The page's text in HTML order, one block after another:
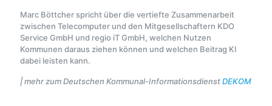
Marc Böttcher spricht über die vertiefte Zusammenarbeit
zwischen Telecomputer und den Mitgesellschaftern KDO
Service GmbH und regio iT GmbH, welchen Nutzen
Kommunen daraus ziehen können und welchen Beitrag KI
dabei leisten kann.
| mehr zum Deutschen Kommunal-InformationsdienstDEKOM